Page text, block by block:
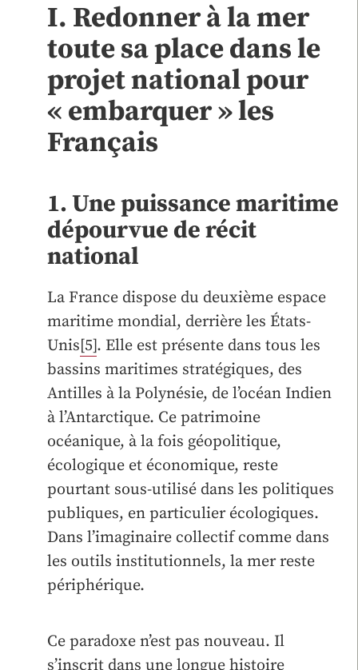
I. Redonner à la mer
toute sa place dans le
projet national pour
« embarquer » les
Français
1. Une puissance maritime
dépourvue de récit
national
La France dispose du deuxième espace
maritime mondial, derrière les États-
Unis[5]. Elle est présente dans tous les
bassins maritimes stratégiques, des
Antilles à la Polynésie, de l’océan Indien
à l’Antarctique. Ce patrimoine
océanique, à la fois géopolitique,
écologique et économique, reste
pourtant sous-utilisé dans les politiques
publiques, en particulier écologiques.
Dans l’imaginaire collectif comme dans
les outils institutionnels, la mer reste
périphérique.
Ce paradoxe n’est pas nouveau. Il
s’inscrit dans une longue histoire